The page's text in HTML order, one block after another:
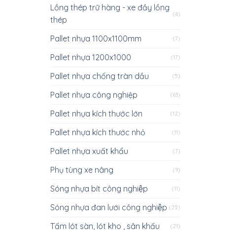
Lồng thép trữ hàng - xe đầy lồng
thép
(6)
Pallet nhựa 1100x1100mm (7)
Pallet nhựa 1200x1000 (17)
Pallet nhựa chống tràn dầu (5)
Pallet nhựa công nghiệp (63)
Pallet nhựa kích thước lớn (12)
Pallet nhựa kích thước nhỏ (11)
Pallet nhựa xuất khẩu (7)
Phụ tùng xe nâng (9)
Sóng nhựa bít công nghiệp (11)
Sóng nhựa đan lưới công nghiệp (25)
Tấm lót sàn, lót kho , sân khấu (21)